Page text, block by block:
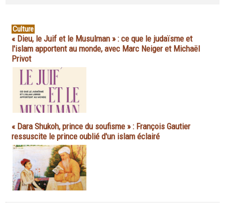
Culture
« Dieu, le Juif et le Musulman » : ce que le judaïsme et
l'islam apportent au monde, avec Marc Neiger et Michaël
Privot
« Dara Shukoh, prince du soufisme » : François Gautier
ressuscite le prince oublié d'un islam éclairé